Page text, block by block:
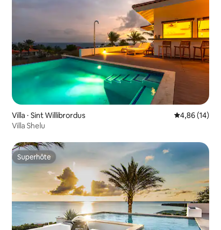
Villa ⋅ Sint Willibrordus Évaluation
4,86 (14)
Villa Shelu
Superhôte
Superhôte